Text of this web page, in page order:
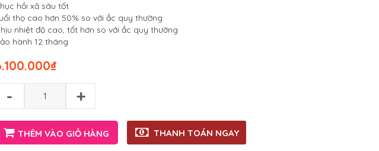
hồi xả sâu tốt
thọ cao hơn 50% so với ắc quy thường
nhiệt độ cao, tốt hơn so với ắc quy thường
hành 12 tháng
₫
- +
THÊM VÀO GIỎ HÀNG THANH TOÁN NGAY